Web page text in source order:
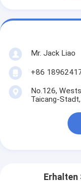
Mr. Jack Liao
+86
No.126,
Taicang-
Erhalten